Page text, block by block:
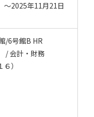
～2025年11月21日
/6号館B HR
/ 会計・財務
）